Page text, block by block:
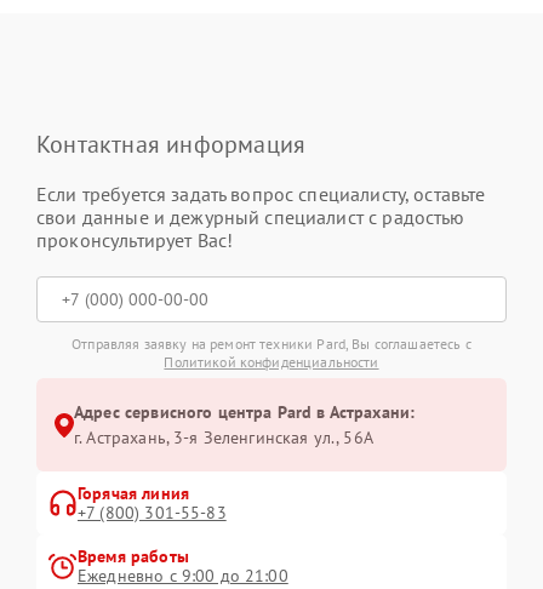
Контактная информация
Если требуется задать вопрос специалисту, оставьте
свои данные и дежурный специалист с радостью
проконсультирует Вас!
Отправляя заявку на ремонт техники Pard, Вы соглашаетесь с
Политикой конфиденциальности
Адрес сервисного центра Pard в Астрахани:
г. Астрахань, 3-я Зеленгинская ул., 56А
Горячая линия
+7 (800) 301-55-83
Время работы
Ежедневно с 9:00 до 21:00